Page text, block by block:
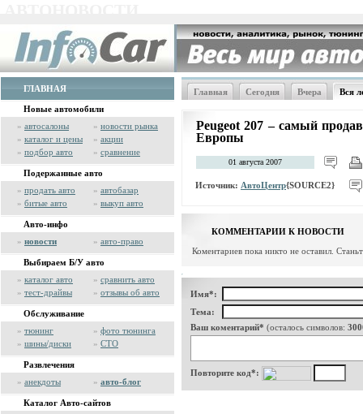
ГЛАВНАЯ
Новые автомобили
» автосалоны » новости рынка
» каталог и цены » акции
» подбор авто » сравнение
Подержанные авто
» продать авто » автобазар
» битые авто » выкуп авто
Авто-инфо
» новости » авто-право
Выбираем Б/У авто
» каталог авто » сравнить авто
» тест-драйвы » отзывы об авто
Обслуживание
» тюнинг » фото тюнинга
» шины/диски » СТО
Развлечения
» анекдоты » авто-блог
Каталог Авто-сайтов
Главная Сегодня Вчера Вся
Peugeot 207 – самый
Европы
01 августа 2007
Источник: АвтоЦентр{SOURCE2}
КОММЕНТАРИИ К НОВОСТИ
Коментариев пока никто не оставил.
Имя*:
Тема:
Ваш коментарий* (осталось символов:
Повторите код*: